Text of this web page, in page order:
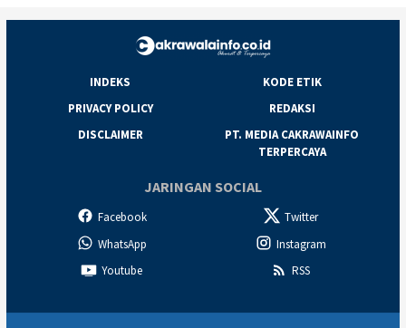
INDEKS
KODE ETIK
PRIVACY POLICY
REDAKSI
DISCLAIMER
PT. MEDIA CAKRAWAINFO
TERPERCAYA
JARINGAN SOCIAL
Facebook
Twitter
WhatsApp
Instagram
Youtube
RSS